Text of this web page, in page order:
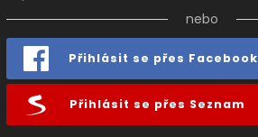
nebo
Přihlásit se přes Facebook
Přihlásit se přes Seznam